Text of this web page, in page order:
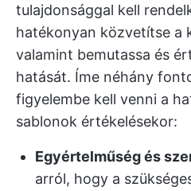
tulajdonsággal kell
hatékonyan közvetítse a
valamint bemutassa és
hatását. Íme néhány
figyelembe kell venni a
sablonok értékelésekor:
Egyértelműség és
arról, hogy a